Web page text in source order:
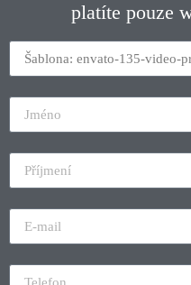
platíte pouze